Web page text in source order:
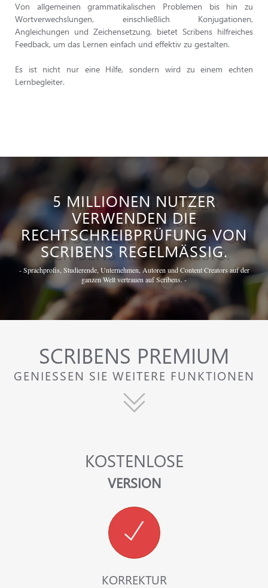
Von allgemeinen grammatikalischen Problemen bis hin zu
Wortverwechslungen, einschließlich Konjugationen,
Angleichungen und Zeichensetzung, bietet Scribens hilfreiches
Feedback, um das Lernen einfach und effektiv zu gestalten.
Es ist nicht nur eine Hilfe, sondern wird zu einem echten
Lernbegleiter.
5 MILLIONEN NUTZER
VERWENDEN DIE
RECHTSCHREIBPRÜFUNG VON
SCRIBENS REGELMÄSSIG.
- Sprachprofis, Studierende, Unternehmen, Autoren und Content Creators auf der
ganzen Welt vertrauen auf Scribens. -
SCRIBENS PREMIUM
GENIESSEN SIE WEITERE FUNKTIONEN
KOSTENLOSE
VERSION
KORREKTUR